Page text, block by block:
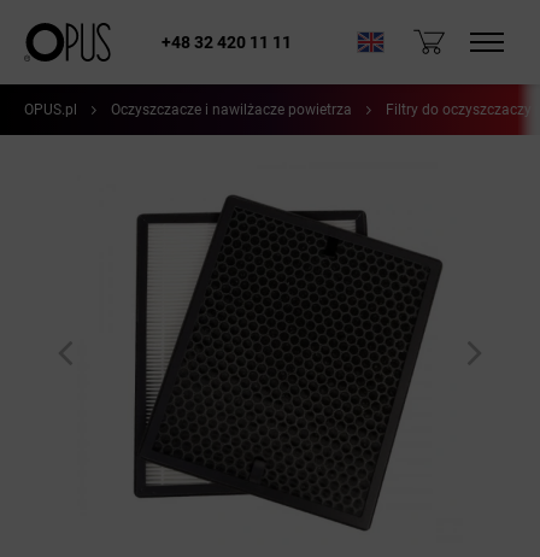
+48 32 420 11 11
OPUS.pl Oczyszczacze i nawilżacze powietrza Filtry do oczyszczaczy